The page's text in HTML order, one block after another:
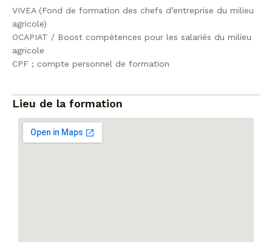
VIVEA (Fond de formation des chefs d’entreprise du milieu
agricole)
OCAPIAT / Boost compétences pour les salariés du milieu
agricole
CPF ; compte personnel de formation
Lieu de la formation